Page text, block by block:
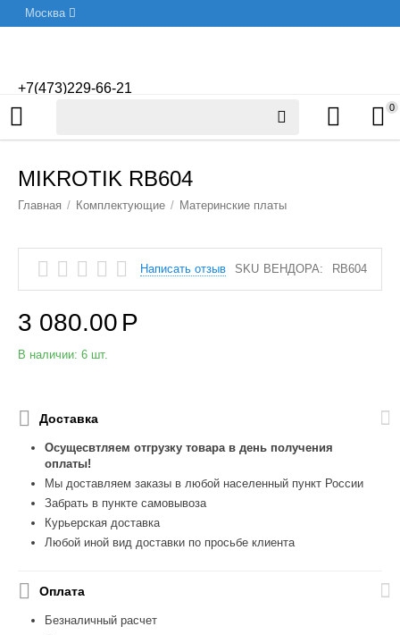
Москва
+7(473)229-66-21
0
MIKROTIK RB604
Главная / Комплектующие / Материнские платы
Написать отзыв SKU ВЕНДОРА: RB604
3 080.00 Р
В наличии: 6 шт.
Доставка
Осущесвтляем отгрузку товара в день получения
оплаты!
Мы доставляем заказы в любой населенный пункт России
Забрать в пункте самовывоза
Курьерская доставка
Любой иной вид доставки по просьбе клиента
Оплата
Безналичный расчет